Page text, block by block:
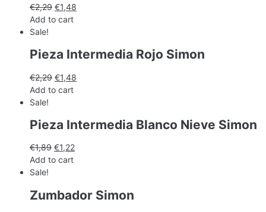
€2,29 €1,48
Add to cart
Sale!
Pieza Intermedia Rojo Simon
€2,29 €1,48
Add to cart
Sale!
Pieza Intermedia Blanco Nieve Simon
€1,89 €1,22
Add to cart
Sale!
Zumbador Simon